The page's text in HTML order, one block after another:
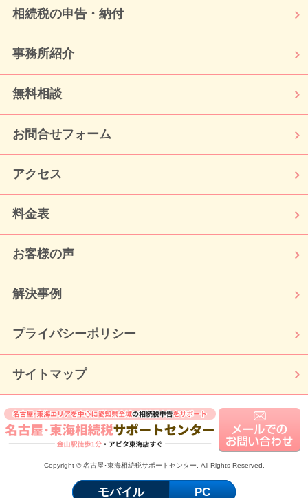
相続税の申告・納付
事務所紹介
無料相談
お問合せフォーム
アクセス
料金表
お客様の声
解決事例
プライバシーポリシー
サイトマップ
Copyright © 名古屋･東海相続税サポートセンター. All Rights Reserved.
モバイル PC